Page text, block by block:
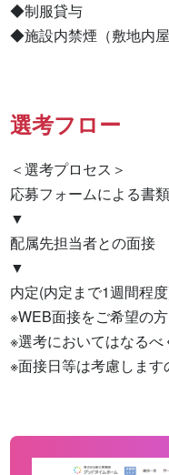
◆制服貸与
◆施設内禁煙（敷地内屋
選考フロー
＜選考プロセス＞
応募フォームによる書
▼
配属先担当者との面接
▼
内定(内定まで1週間程
※WEB面接をご希望の
※選考においてはなるべ
※面接日等は考慮しま